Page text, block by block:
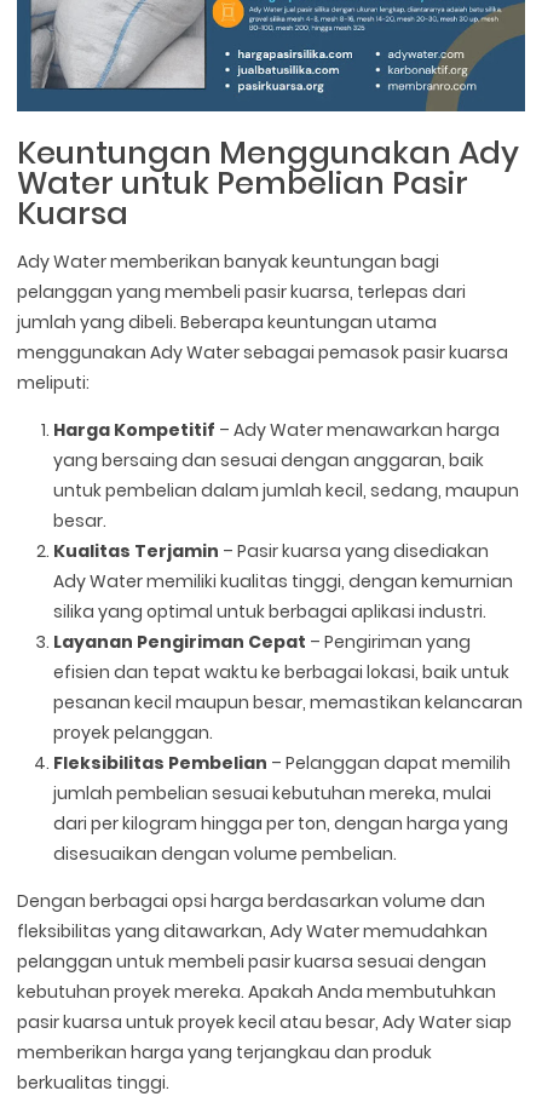
Keuntungan Menggunakan Ady
Water untuk Pembelian Pasir
Kuarsa
Ady Water memberikan banyak keuntungan bagi
pelanggan yang membeli pasir kuarsa, terlepas dari
jumlah yang dibeli. Beberapa keuntungan utama
menggunakan Ady Water sebagai pemasok pasir kuarsa
meliputi:
Harga Kompetitif – Ady Water menawarkan harga
yang bersaing dan sesuai dengan anggaran, baik
untuk pembelian dalam jumlah kecil, sedang, maupun
besar.
Kualitas Terjamin – Pasir kuarsa yang disediakan
Ady Water memiliki kualitas tinggi, dengan kemurnian
silika yang optimal untuk berbagai aplikasi industri.
Layanan Pengiriman Cepat – Pengiriman yang
efisien dan tepat waktu ke berbagai lokasi, baik untuk
pesanan kecil maupun besar, memastikan kelancaran
proyek pelanggan.
Fleksibilitas Pembelian – Pelanggan dapat memilih
jumlah pembelian sesuai kebutuhan mereka, mulai
dari per kilogram hingga per ton, dengan harga yang
disesuaikan dengan volume pembelian.
Dengan berbagai opsi harga berdasarkan volume dan
fleksibilitas yang ditawarkan, Ady Water memudahkan
pelanggan untuk membeli pasir kuarsa sesuai dengan
kebutuhan proyek mereka. Apakah Anda membutuhkan
pasir kuarsa untuk proyek kecil atau besar, Ady Water siap
memberikan harga yang terjangkau dan produk
berkualitas tinggi.